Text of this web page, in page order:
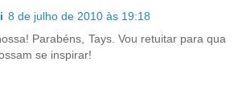
8 de julho de 2010 às 19:18
Parabéns, Tays. Vou retuitar para qua
se inspirar!